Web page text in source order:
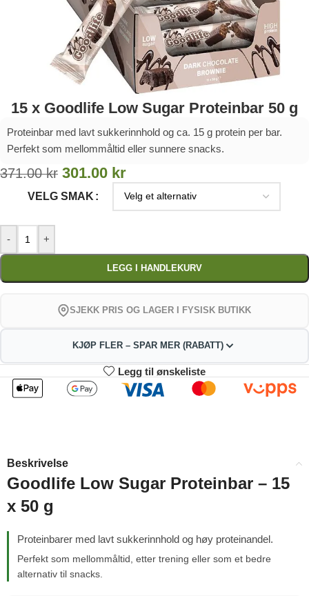
15 x Goodlife Low Sugar Proteinbar 50 g
Proteinbar med lavt sukkerinnhold og ca. 15 g protein per bar.
Perfekt som mellommåltid eller sunnere snacks.
371.00kr 301.00 kr
VELG SMAK
- +
LEGG I HANDLEKURV
SJEKK PRIS OG LAGER I FYSISK BUTIKK
KJØP FLER – SPAR MER (RABATT)
2
297.99
kr
3-4
294.98
4%
Legg til ønskeliste
Beskrivelse
Goodlife Low Sugar Proteinbar – 15
x 50 g
Proteinbarer med lavt sukkerinnhold og høy proteinandel.
Perfekt som mellommåltid, etter trening eller som et bedre
alternativ til snacks.